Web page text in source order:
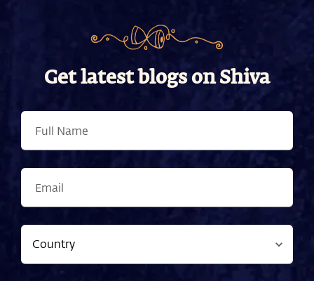
Get latest blogs on Shiva